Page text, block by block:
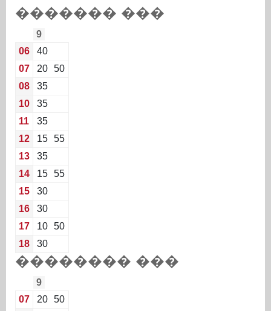
������� ���
9
06
40
07
20 50
08
35
10
35
11
35
12
15 55
13
35
14
15 55
15
30
16
30
17
10 50
18
30
�������� ���
9
07
20 50